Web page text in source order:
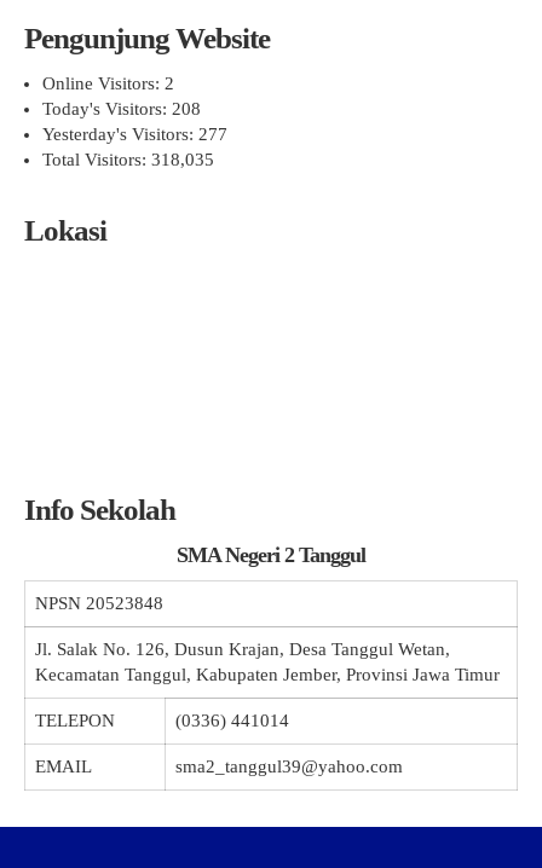
Pengunjung Website
Online Visitors: 2
Today's Visitors: 208
Yesterday's Visitors: 277
Total Visitors: 318,035
Lokasi
Info Sekolah
SMA Negeri 2 Tanggul
NPSN 20523848
Jl. Salak No. 126, Dusun Krajan, Desa Tanggul Wetan,
Kecamatan Tanggul, Kabupaten Jember, Provinsi Jawa Timur
TELEPON (0336) 441014
EMAIL sma2_tanggul39@yahoo.com